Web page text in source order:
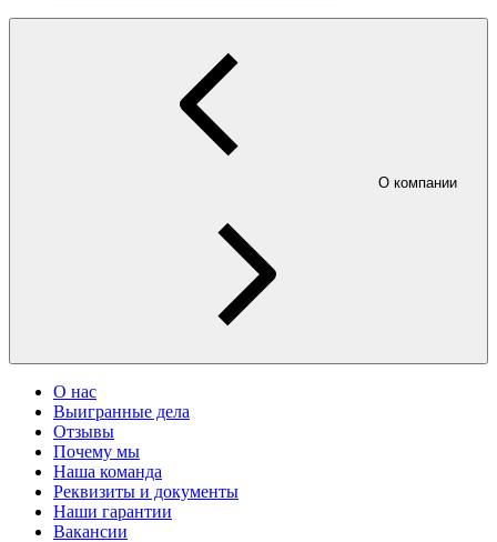
О компании
О нас
Выигранные дела
Отзывы
Почему мы
Наша команда
Реквизиты и документы
Наши гарантии
Вакансии